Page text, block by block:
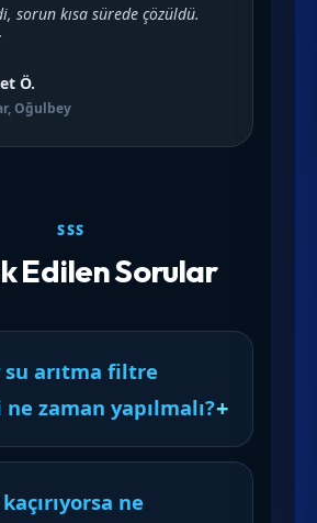
sorun kısa sürede çözüldü.
Ö.
Oğulbey
SSS
Edilen Sorular
arıtma filtre
zaman yapılmalı?
ne